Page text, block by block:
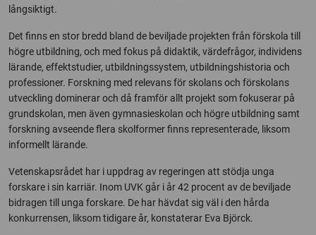
långsiktigt.
Det finns en stor bredd bland de beviljade projekten från förskola till
högre utbildning, och med fokus på didaktik, värdefrågor, individens
lärande, effektstudier, utbildningssystem, utbildningshistoria och
professioner. Forskning med relevans för skolans och förskolans
utveckling dominerar och då framför allt projekt som fokuserar på
grundskolan, men även gymnasieskolan och högre utbildning samt
forskning avseende flera skolformer finns representerade, liksom
informellt lärande.
Vetenskapsrådet har i uppdrag av regeringen att stödja unga
forskare i sin karriär. Inom UVK går i år 42 procent av de beviljade
bidragen till unga forskare. De har hävdat sig väl i den hårda
konkurrensen, liksom tidigare år, konstaterar Eva Björck.